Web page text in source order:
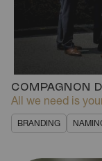
COMPAGNON
All we need is
BRANDING